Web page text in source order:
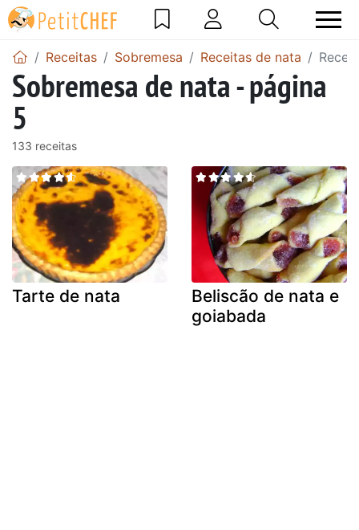
Receitas Sobremesa Receitas de nata
Sobremesa de nata - página
5
133 receitas
Tarte de nata
Beliscão de nata e
goiabada